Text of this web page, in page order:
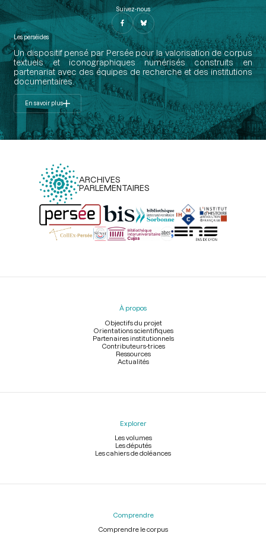
Suivez-nous
Les perséides
Un dispositif pensé par Persée pour la valorisation de corpus
textuels et iconographiques numérisés construits en
partenariat avec des équipes de recherche et des institutions
documentaires.
En savoir plus
ARCHIVES
PARLEMENTAIRES
Menu
À propos
Objectifs du projet
Orientations scientifiques
Partenaires institutionnels
Contributeurs-trices
Ressources
Actualités
Explorer
Les volumes
Les députés
Les cahiers de doléances
Comprendre
Comprendre le corpus